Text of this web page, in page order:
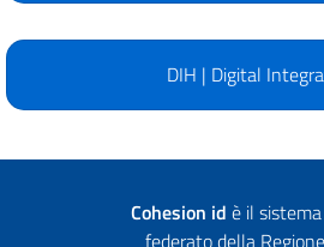
DIH | Digital
Cohesion id è il
federato della